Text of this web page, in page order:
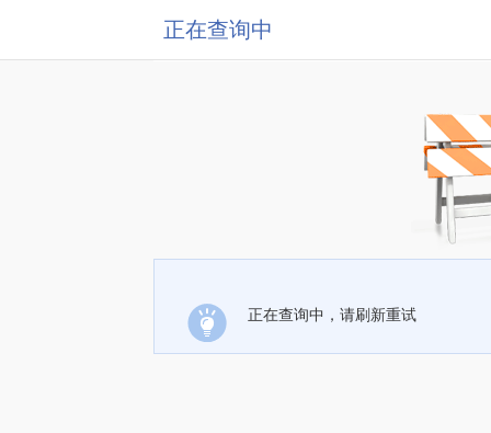
正在查询中
正在查询中，请刷新重试